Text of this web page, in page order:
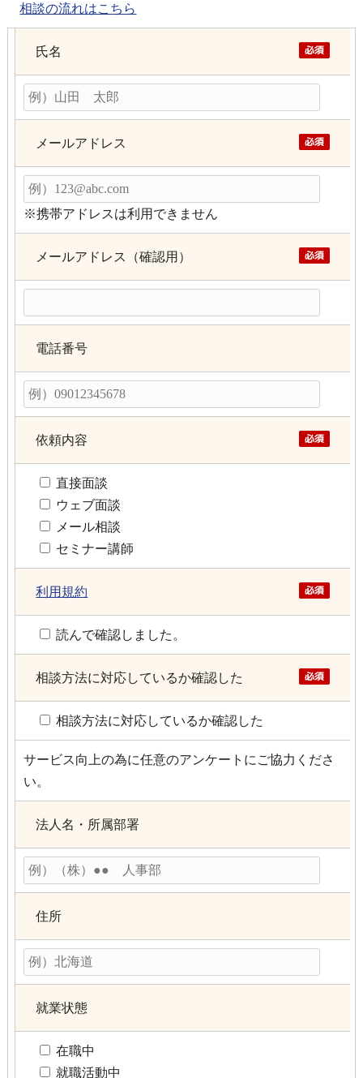
相談の流れはこちら
氏名
メールアドレス
※携帯アドレスは利用できません
メールアドレス（確認用）
電話番号
依頼内容
直接面談
ウェブ面談
メール相談
セミナー講師
利用規約
読んで確認しました。
相談方法に対応しているか確認した
相談方法に対応しているか確認した
サービス向上の為に任意のアンケートにご協力くださ
い。
法人名・所属部署
住所
就業状態
在職中
就職活動中